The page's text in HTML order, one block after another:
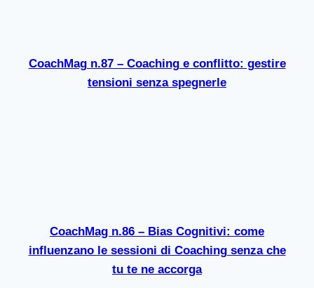
CoachMag n.87 – Coaching e conflitto: gestire
tensioni senza spegnerle
CoachMag n.86 – Bias Cognitivi: come
influenzano le sessioni di Coaching senza che
tu te ne accorga